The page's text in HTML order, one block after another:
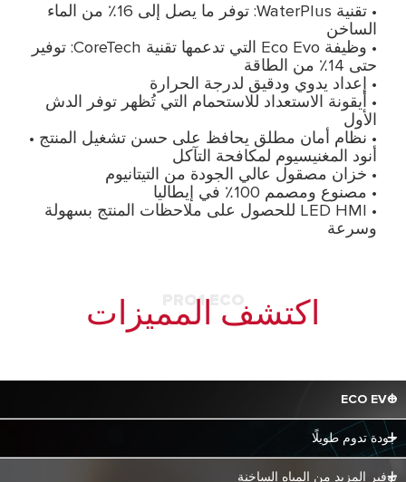
• تقنية WaterPlus: توفر ما يصل إلى 16٪ من الماء
الساخن
• وظيفة Eco Evo التي تدعمها تقنية CoreTech: توفير
حتى 14٪ من الطاقة
• إعداد يدوي ودقيق لدرجة الحرارة
• أيقونة الاستعداد للاستحمام التي تُظهر توفر الدش
الأول
• نظام أمان مطلق يحافظ على حسن تشغيل المنتج •
أنود المغنيسيوم لمكافحة التآكل
• خزان مصقول عالي الجودة من التيتانيوم
• مصنوع ومصمم 100٪ في إيطاليا
• LED HMI للحصول على ملاحظات المنتج بسهولة
وسرعة
PRO1 ECO
اكتشف المميزات
ECO EVO
عاداتك في توفير الماء الساخن مع السماح لك بالتوفير
جودة تدوم طويلًا
Ariston بصفتها رائدة في مجال التكنولوجيا والجودة في
توفير المزيد من المياه الساخنة